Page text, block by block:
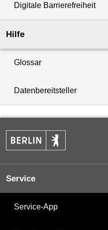
Digitale Barrierefreiheit
Hilfe
Glossar
Datenbereitsteller
Service
Service-App